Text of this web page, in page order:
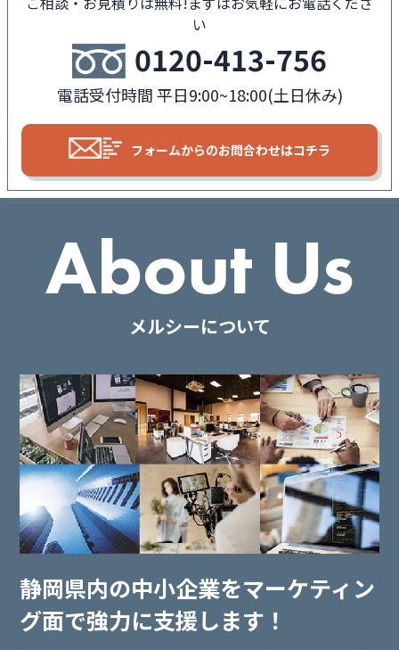
い
0120-413-756
電話受付時間 平日9:00~18:00(土日休み)
フォームからのお問合わせはコチラ
About Us
メルシーについて
静岡県内の中小企業をマーケティン
グ面で強力に支援します！